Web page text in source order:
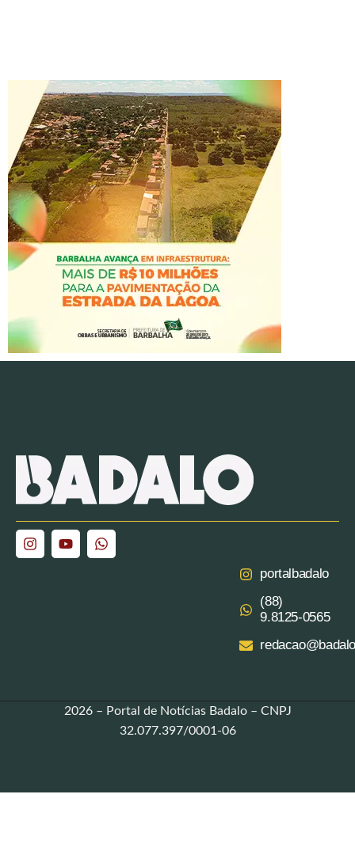
portalbadalo
(88)
9.8125‑0565‬
2026 – Portal de Notícias Badalo – CNPJ
32.077.397/0001-06